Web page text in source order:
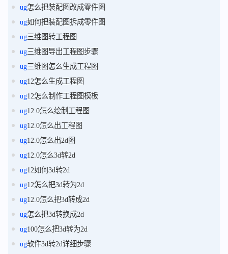
ug怎么把装配图改成零件图
ug如何把装配图拆成零件图
ug三维图转工程图
ug三维图导出工程图步骤
ug三维图怎么生成工程图
ug12怎么生成工程图
ug12怎么制作工程图模板
ug12.0怎么绘制工程图
ug12.0怎么出工程图
ug12.0怎么出2d图
ug12.0怎么3d转2d
ug12如何3d转2d
ug12怎么把3d转为2d
ug12.0怎么把3d转成2d
ug怎么把3d转换成2d
ug100怎么把3d转为2d
ug软件3d转2d详细步骤